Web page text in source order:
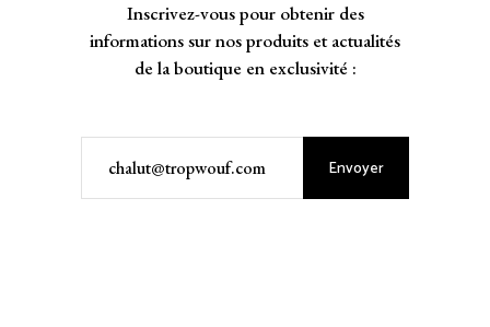
Inscrivez-vous pour obtenir des
informations sur nos produits et actualités
de la boutique en exclusivité :
Envoyer